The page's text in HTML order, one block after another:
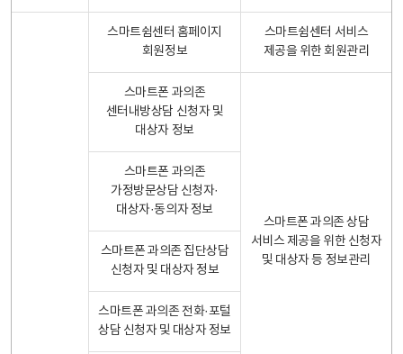
스마트쉼센터 홈페이지
회원정보
스마트쉼센터 서비스
제공을 위한 회원관리
스마트폰 과의존
센터내방상담 신청자 및
대상자 정보
스마트폰 과의존 상담
서비스 제공을 위한 신청자
및 대상자 등 정보관리
스마트폰 과의존
가정방문상담 신청자·
대상자·동의자 정보
스마트폰 과의존 집단상담
신청자 및 대상자 정보
스마트폰 과의존 전화·포털
상담 신청자 및 대상자 정보